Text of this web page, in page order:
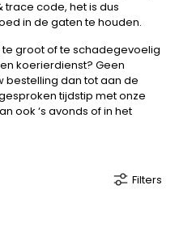
trace code, het is dus
in de gaten te houden.
groot of te schadegevoelig
koerierdienst? Geen
bestelling dan tot aan de
tijdstip met onze
ook ‘s avonds of in het
Filters